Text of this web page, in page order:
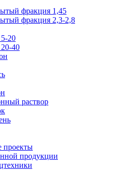
фракция 1,45
фракция 2,3-2,8
20
40
раствор
проекты
продукции